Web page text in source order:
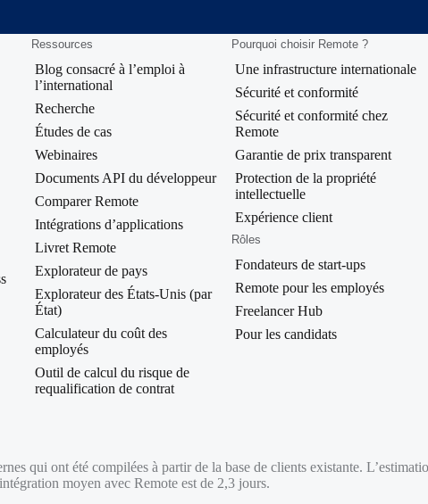
Ressources
Blog consacré à l’emploi à
l’international
Recherche
Études de cas
Webinaires
Documents API du développeur
Comparer Remote
Intégrations d’applications
Livret Remote
Explorateur de pays
Explorateur des États-Unis (par
État)
Calculateur du coût des
employés
Outil de calcul du risque de
requalification de contrat
Pourquoi choisir Remote ?
Une infrastructure internationale
Sécurité et conformité
Sécurité et conformité chez
Remote
Garantie de prix transparent
Protection de la propriété
intellectuelle
Expérience client
Rôles
Fondateurs de start-ups
Remote pour les employés
Freelancer Hub
Pour les candidats
qui ont été compilées à partir de la base de clients existante.
moyen avec Remote est de 2,3 jours.